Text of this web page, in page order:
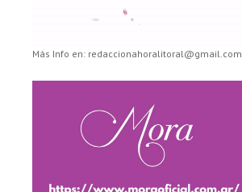
Más Info en: redaccionahoralitoral@gmail.com